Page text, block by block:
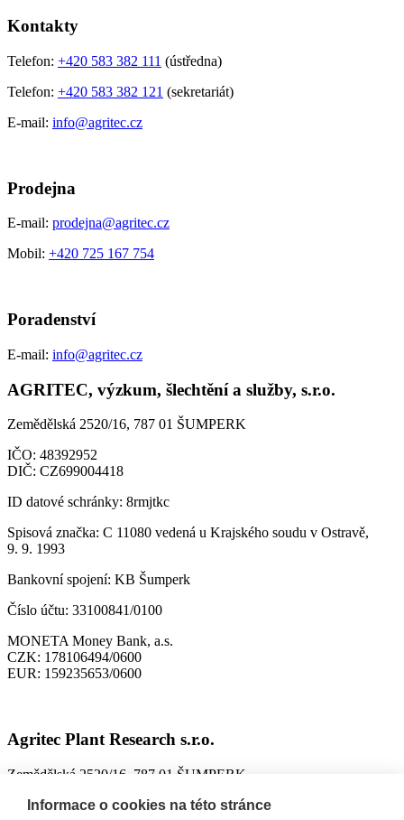
Kontakty
Telefon: +420 583 382 111 (ústředna)
Telefon: +420 583 382 121 (sekretariát)
E-mail: info@agritec.cz
Prodejna
E-mail: prodejna@agritec.cz
Mobil: +420 725 167 754
Poradenství
E-mail: info@agritec.cz
AGRITEC, výzkum, šlechtění a služby, s.r.o.
Zemědělská 2520/16, 787 01 ŠUMPERK
IČO: 48392952
DIČ: CZ699004418
ID datové schránky: 8rmjtkc
Spisová značka: C 11080 vedená u Krajského soudu v Ostravě,
9. 9. 1993
Bankovní spojení: KB Šumperk
Číslo účtu: 33100841/0100
MONETA Money Bank, a.s.
CZK: 178106494/0600
EUR: 159235653/0600
Agritec Plant Research s.r.o.
Zemědělská 2520/16, 787 01 ŠUMPERK
IČO:26784246
Informace o cookies na této stránce